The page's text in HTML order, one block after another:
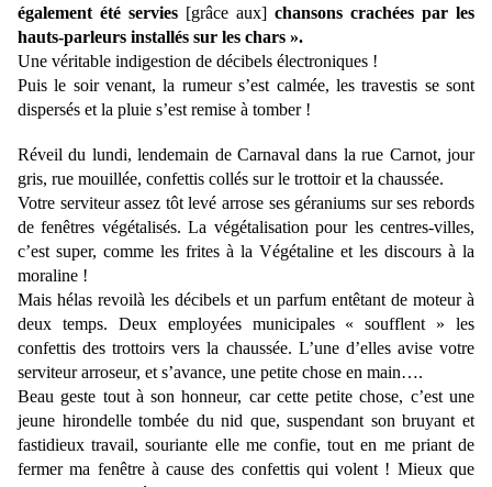
également été servies [grâce aux] chansons crachées par les
hauts-parleurs installés sur les chars ».
Une véritable indigestion de décibels électroniques !
Puis le soir venant, la rumeur s’est calmée, les travestis se sont
dispersés et la pluie s’est remise à tomber !
Réveil du lundi, lendemain de Carnaval dans la rue Carnot, jour
gris, rue mouillée, confettis collés sur le trottoir et la chaussée.
Votre serviteur assez tôt levé arrose ses géraniums sur ses rebords
de fenêtres végétalisés. La végétalisation pour les centres-villes,
c’est super, comme les frites à la Végétaline et les discours à la
moraline !
Mais hélas revoilà les décibels et un parfum entêtant de moteur à
deux temps. Deux employées municipales « soufflent » les
confettis des trottoirs vers la chaussée. L’une d’elles avise votre
serviteur arroseur, et s’avance, une petite chose en main….
Beau geste tout à son honneur, car cette petite chose, c’est une
jeune hirondelle tombée du nid que, suspendant son bruyant et
fastidieux travail, souriante elle me confie, tout en me priant de
fermer ma fenêtre à cause des confettis qui volent ! Mieux que